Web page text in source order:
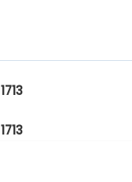
1713
1713